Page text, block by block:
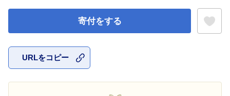
寄付をする
URLをコピー